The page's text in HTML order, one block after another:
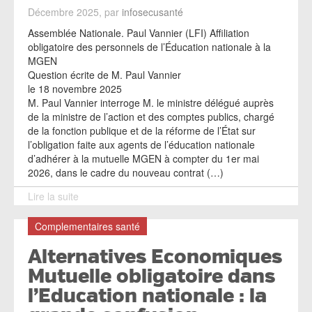
Décembre 2025, par infosecusanté
Assemblée Nationale. Paul Vannier (LFI) Affiliation
obligatoire des personnels de l’Éducation nationale à la
MGEN
Question écrite de M. Paul Vannier
le 18 novembre 2025
M. Paul Vannier interroge M. le ministre délégué auprès
de la ministre de l’action et des comptes publics, chargé
de la fonction publique et de la réforme de l’État sur
l’obligation faite aux agents de l’éducation nationale
d’adhérer à la mutuelle MGEN à compter du 1er mai
2026, dans le cadre du nouveau contrat (…)
Lire la suite
Complementaires santé
Alternatives Economiques
Mutuelle obligatoire dans
l’Education nationale : la